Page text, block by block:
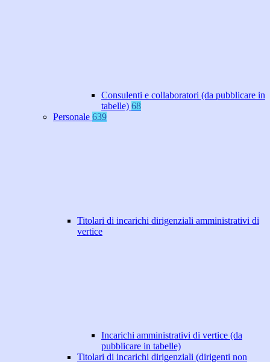
Consulenti e collaboratori (da pubblicare in
tabelle) 68
Personale 639
Titolari di incarichi dirigenziali amministrativi di
vertice
Incarichi amministrativi di vertice (da
pubblicare in tabelle)
Titolari di incarichi dirigenziali (dirigenti non